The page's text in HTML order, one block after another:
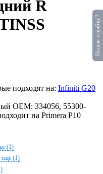
R
подходят на: Infiniti G20
OEM: 334056, 55300-
на Primera P10
(1)
ещё (1)
Нашли ошибку?